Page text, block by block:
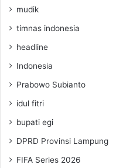
mudik
timnas indonesia
headline
Indonesia
Prabowo Subianto
idul fitri
bupati egi
DPRD Provinsi Lampung
FIFA Series 2026